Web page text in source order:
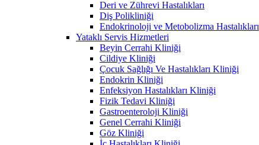
Deri ve Zührevi Hastalıkları
Diş Polikliniği
Endokrinoloji ve Metobolizma Hastalıkları
Yataklı Servis Hizmetleri
Beyin Cerrahi Kliniği
Cildiye Kliniği
Çocuk Sağlığı Ve Hastalıkları Kliniği
Endokrin Kliniği
Enfeksiyon Hastalıkları Kliniği
Fizik Tedavi Kliniği
Gastroenteroloji Kliniği
Genel Cerrahi Kliniği
Göz Kliniği